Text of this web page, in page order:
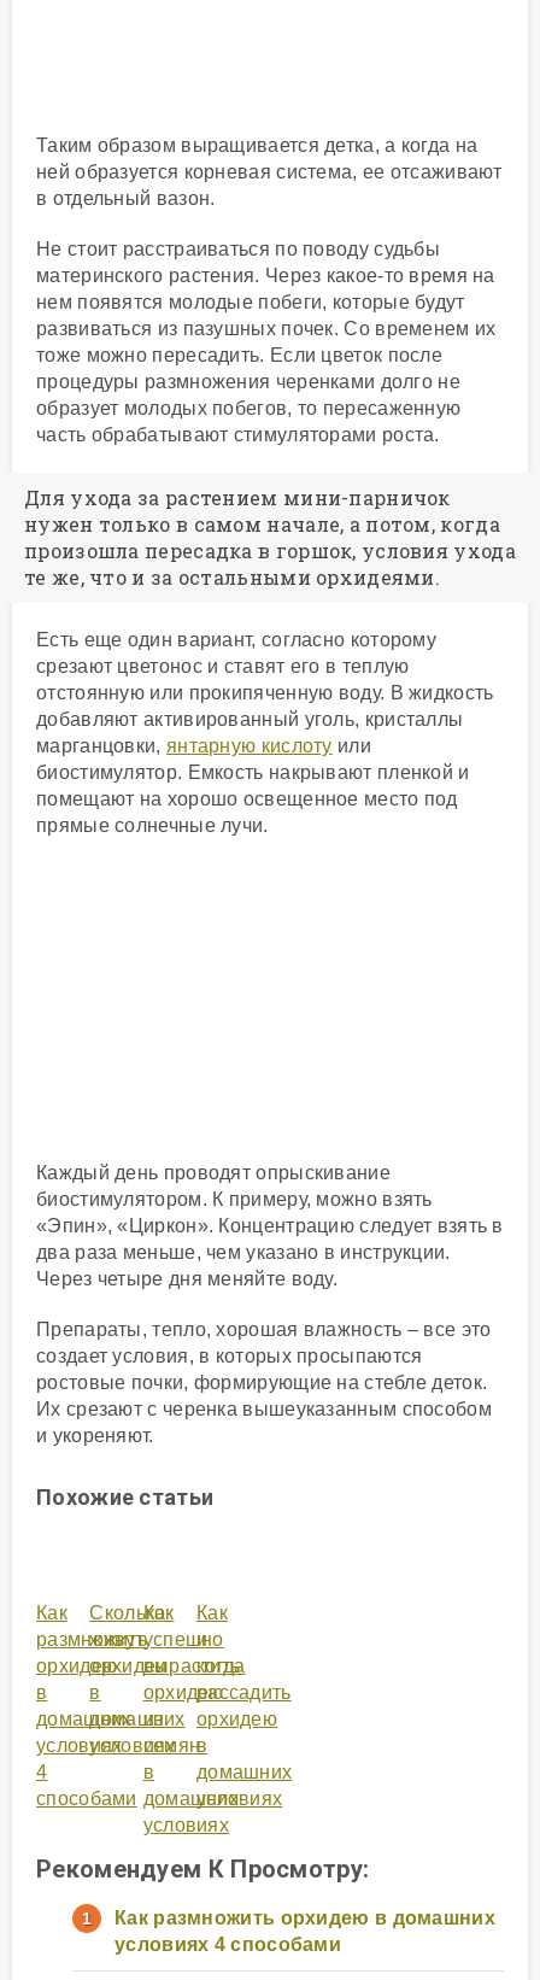
Таким образом выращивается детка, а когда на
ней образуется корневая система, ее отсаживают
в отдельный вазон.
Не стоит расстраиваться по поводу судьбы
материнского растения. Через какое-то время на
нем появятся молодые побеги, которые будут
развиваться из пазушных почек. Со временем их
тоже можно пересадить. Если цветок после
процедуры размножения черенками долго не
образует молодых побегов, то пересаженную
часть обрабатывают стимуляторами роста.
Для ухода за растением мини-парничок
нужен только в самом начале, а потом, когда
произошла пересадка в горшок, условия ухода
те же, что и за остальными орхидеями.
Есть еще один вариант, согласно которому
срезают цветонос и ставят его в теплую
отстоянную или прокипяченную воду. В жидкость
добавляют активированный уголь, кристаллы
марганцовки, янтарную кислоту или
биостимулятор. Емкость накрывают пленкой и
помещают на хорошо освещенное место под
прямые солнечные лучи.
Каждый день проводят опрыскивание
биостимулятором. К примеру, можно взять
«Эпин», «Циркон». Концентрацию следует взять в
два раза меньше, чем указано в инструкции.
Через четыре дня меняйте воду.
Препараты, тепло, хорошая влажность – все это
создает условия, в которых просыпаются
ростовые почки, формирующие на стебле деток.
Их срезают с черенка вышеуказанным способом
и укореняют.
Похожие статьи
Как
размножить
орхидею
в
домашних
условиях
4
способами
Сколько
живут
орхидеи
в
домашних
условиях
Как
успешно
вырастить
орхидею
из
семян
в
домашних
условиях
Как
и
когда
рассадить
орхидею
в
домашних
условиях
Рекомендуем К Просмотру:
Как размножить орхидею в домашних
условиях 4 способами